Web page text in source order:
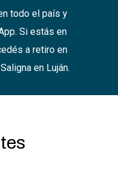
todo el país y
Si estás en
a retiro en
en Luján.